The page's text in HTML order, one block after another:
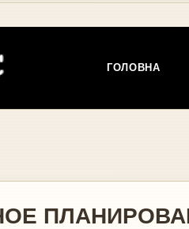
ГОЛОВНА